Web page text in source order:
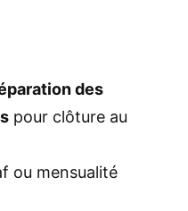
des
pour clôture au
ou mensualité